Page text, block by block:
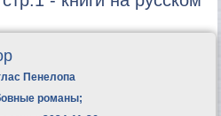
Пенелопа
романы;